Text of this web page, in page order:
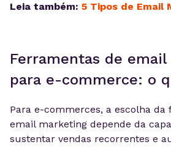
Leia também: 5 Tipos de Email
Ferramentas de
para e-commerce: o
Para e-commerces, a escolha da
email marketing depende da
sustentar vendas recorrentes e